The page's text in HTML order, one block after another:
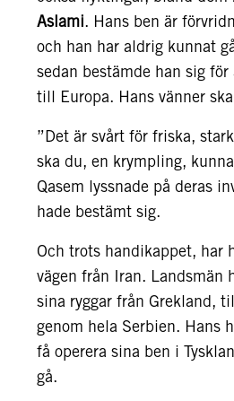
Aslami. Hans ben är
och han har aldrig kunnat
sedan bestämde han sig
till Europa. Hans vänner
”Det är svårt för friska,
ska du, en krympling,
Qasem lyssnade på deras
hade bestämt sig.
Och trots handikappet, har
vägen från Iran. Landsmän
sina ryggar från Grekland,
genom hela Serbien. Hans
få operera sina ben i
gå.